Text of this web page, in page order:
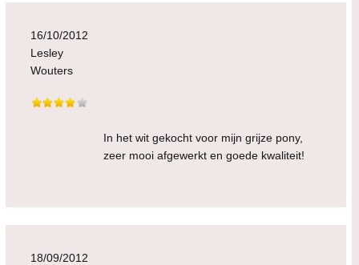
16/10/2012
Lesley
Wouters
In het wit gekocht voor mijn grijze pony,
zeer mooi afgewerkt en goede kwaliteit!
18/09/2012